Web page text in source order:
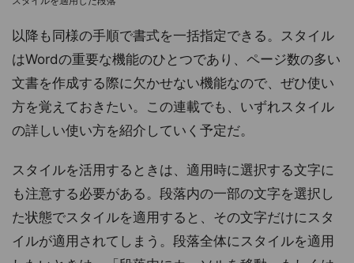
以降も同様の手順で書式を一括指定できる。スタイル
はWordの重要な機能のひとつであり、ページ数の多い
文書を作成する際に欠かせない機能なので、ぜひ使い
方を覚えておきたい。この連載でも、いずれスタイル
の詳しい使い方を紹介していく予定だ。
スタイルを活用するときは、適用時に選択する文字に
も注意する必要がある。段落内の一部の文字を選択し
た状態でスタイルを適用すると、その文字だけにスタ
イルが適用されてしまう。段落全体にスタイルを適用